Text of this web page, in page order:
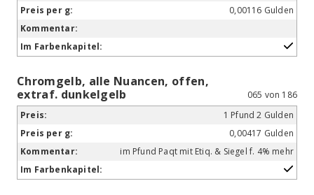
0,00116 Gulden
Chromgelb, alle Nuancen, offen,
extraf. dunkelgelb
065 von 186
1 Pfund 2 Gulden
0,00417 Gulden
im Pfund Paqt mit Etiq. & Siegel f. 4% mehr